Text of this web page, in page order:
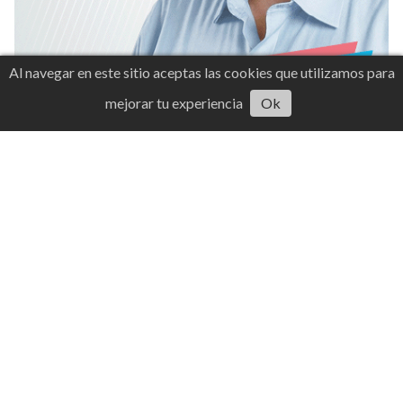
Al navegar en este sitio aceptas las cookies que utilizamos para
mejorar tu experiencia
Ok